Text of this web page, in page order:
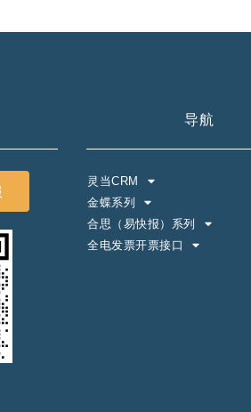
导航
灵当CRM
金蝶系列
合思（易快报）系列
全电发票开票接口